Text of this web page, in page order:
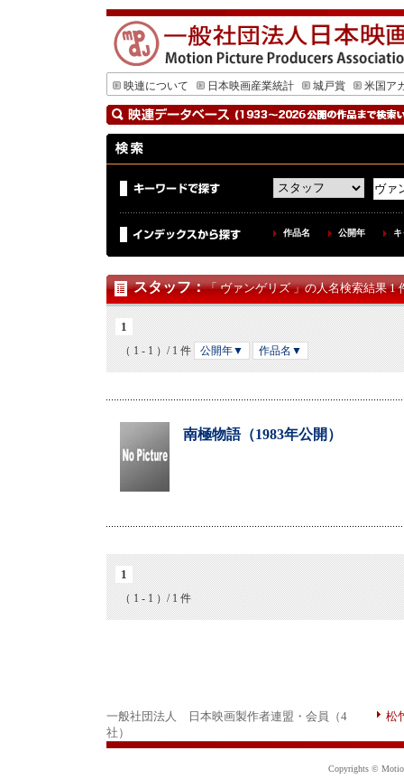
映連について 日本映画産業統計 城戸賞 米国ア
作品名 公開年
スタッフ：「 ヴァンゲリズ 」の人名検索結果 1
1
（ 1 - 1 ）/ 1 件 公開年▼ 作品名▼
南極物語（1983年公開）
1
（ 1 - 1 ）/ 1 件
一般社団法人 日本映画製作者連盟・会員（4
社）
松
Copyrights ©